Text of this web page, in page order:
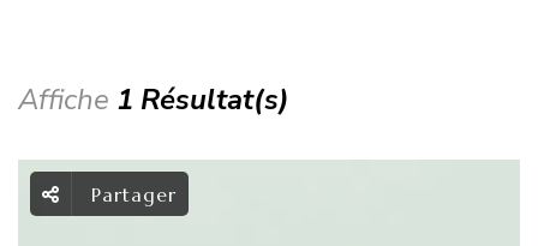
Affiche 1 Résultat(s)
Partager